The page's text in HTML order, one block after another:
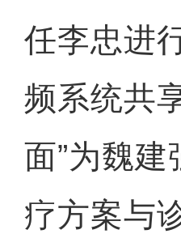
任李忠进
频系统共
面”为魏
疗方案与